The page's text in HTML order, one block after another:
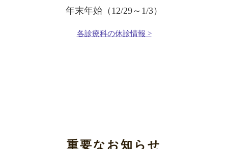
年末年始（12/29～1/3）
各診療科の休診情報 >
重要なお知らせ